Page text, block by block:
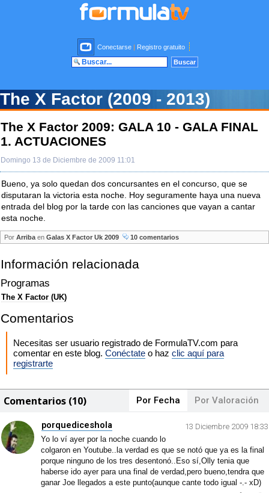
Conectarse | Registro gratuito
The X Factor (2009 - 2013)
The X Factor 2009: GALA 10 - GALA FINAL
1. ACTUACIONES
Domingo 13 de Diciembre de 2009 11:01
Bueno, ya solo quedan dos concursantes en el concurso, que se
disputaran la victoria esta noche. Hoy seguramente haya una nueva
entrada del blog por la tarde con las canciones que vayan a cantar
esta noche.
Por Arriba en Galas X Factor Uk 2009 10 comentarios
Información relacionada
Programas
The X Factor (UK)
Comentarios
Necesitas ser usuario registrado de FormulaTV.com para
comentar en este blog. Conéctate o haz clic aquí para
registrarte
Comentarios (10) Por Fecha Por Valoración
porquediceshola
13 Diciembre 2009 18:33
Yo lo ví ayer por la noche cuando lo
colgaron en Youtube..la verdad es que se notó que ya es la final
porque ninguno de los tres desentonó..Eso sí,Olly tenia que
haberse ido ayer para una final de verdad,pero bueno,tendra que
ganar Joe llegados a este punto(aunque cante todo igual -.- xD)